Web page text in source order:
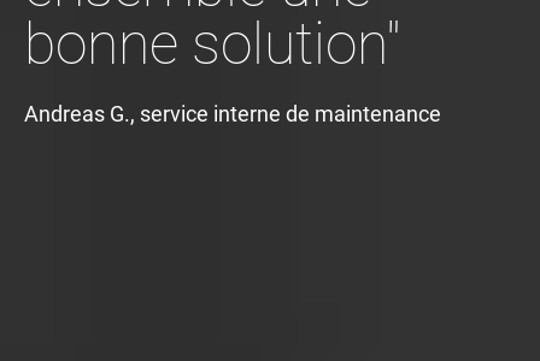
bonne solution"
Andreas G., service interne de maintenance